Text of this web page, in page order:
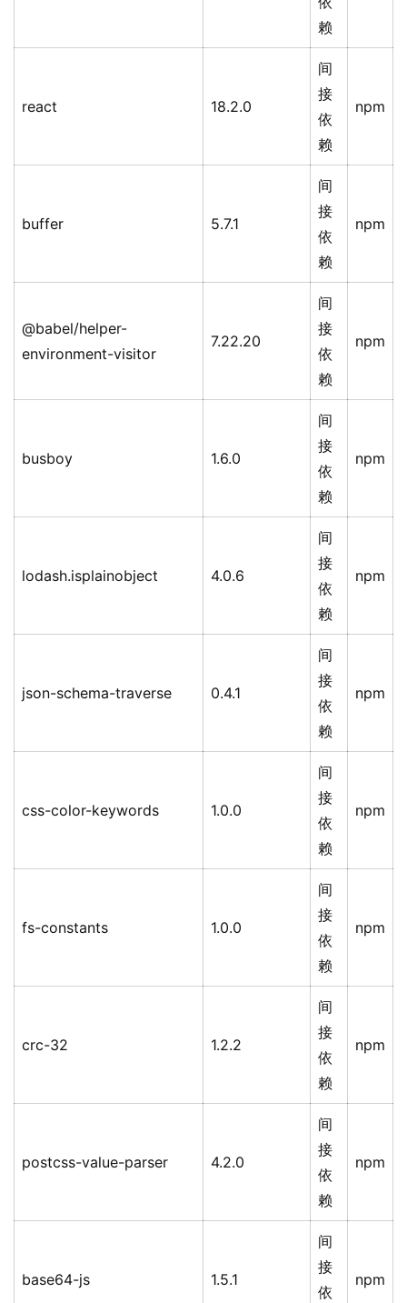
赖
react 18.2.0
间
接
依
赖
npm
buffer 5.7.1
间
接
依
赖
npm
@babel/helper-
environment-visitor
7.22.20
间
接
依
赖
npm
busboy 1.6.0
间
接
依
赖
npm
lodash.isplainobject 4.0.6
间
接
依
赖
npm
json-schema-traverse 0.4.1
间
接
依
赖
npm
css-color-keywords 1.0.0
间
接
依
赖
npm
fs-constants 1.0.0
间
接
依
赖
npm
crc-32 1.2.2
间
接
依
赖
npm
postcss-value-parser 4.2.0
间
接
依
赖
npm
base64-js 1.5.1
间
接
依
npm